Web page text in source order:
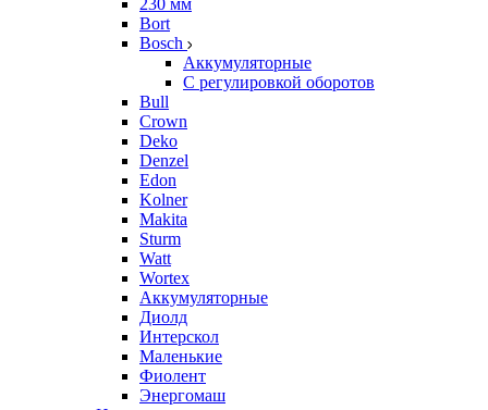
230 мм
Bort
Bosch
Аккумуляторные
С регулировкой оборотов
Bull
Crown
Deko
Denzel
Edon
Kolner
Makita
Sturm
Watt
Wortex
Аккумуляторные
Диолд
Интерскол
Маленькие
Фиолент
Энергомаш